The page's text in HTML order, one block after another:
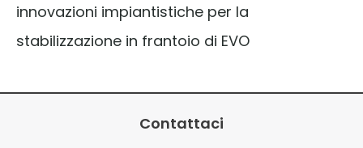
innovazioni impiantistiche per la
stabilizzazione in frantoio di EVO
Contattaci